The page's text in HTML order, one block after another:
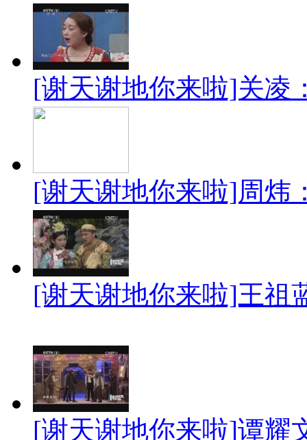
[谢天谢地你来啦]关凌
[谢天谢地你来啦]周炜
[谢天谢地你来啦]王祖
[谢天谢地你来啦]谭耀